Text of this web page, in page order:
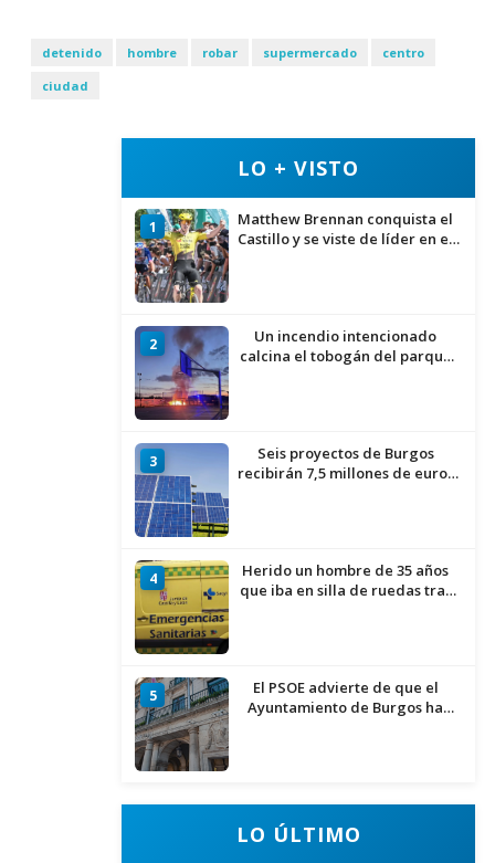
detenido hombre robar supermercado
centro
ciudad
LO + VISTO
1
Matthew Brennan conquista el
Castillo y se viste de líder en el
2
Un incendio intencionado
calcina el tobogán del parque
3
Seis proyectos de Burgos
recibirán 7,5 millones de euros
4
Herido un hombre de 35 años
que iba en silla de ruedas tras
5
El PSOE advierte de que el
Ayuntamiento de Burgos ha
LO ÚLTIMO